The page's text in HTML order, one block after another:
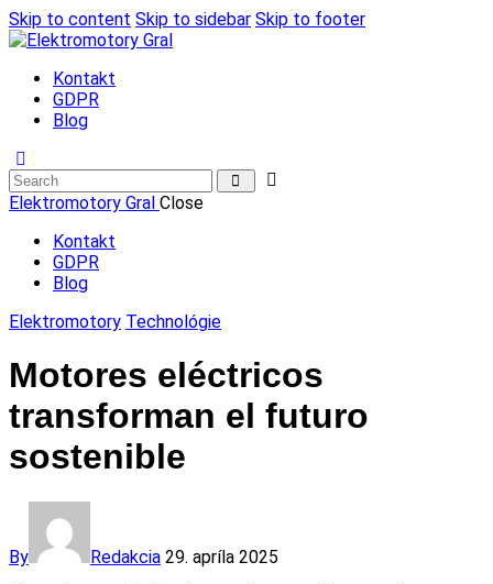
Skip to content Skip to sidebar Skip to footer
Kontakt
GDPR
Blog
Elektromotory Gral Close
Kontakt
GDPR
Blog
Elektromotory Technológie
Motores eléctricos
transforman el futuro
sostenible
By Redakcia 29. apríla 2025